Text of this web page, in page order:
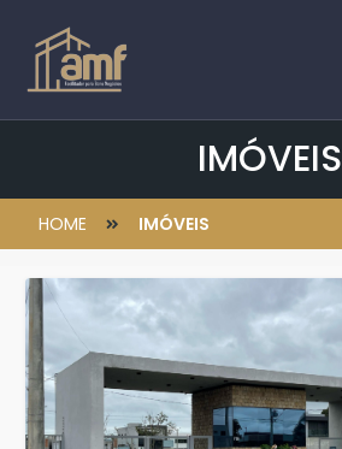
IMÓVEIS
HOME IMÓVEIS